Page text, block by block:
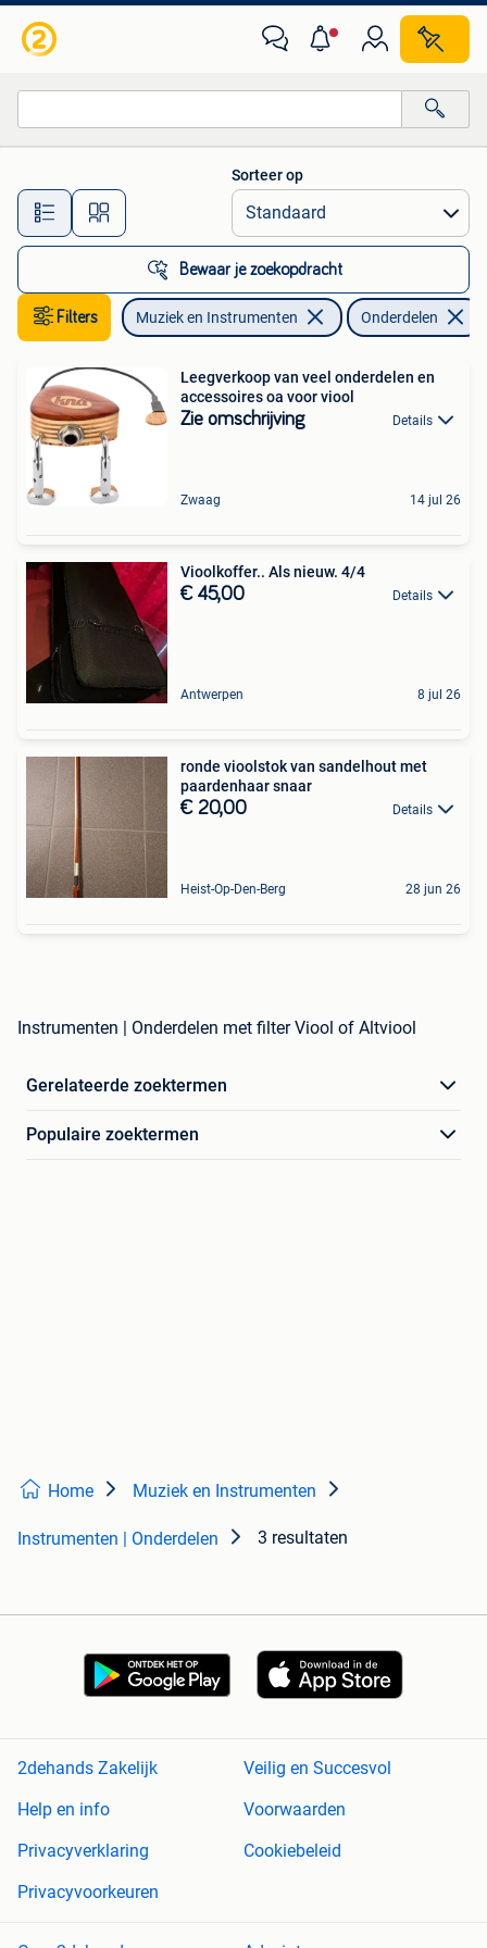
Alle afstanden…
Sorteer op
Bewaar je zoekopdracht
Filters Muziek en Instrumenten Onderdelen
Leegverkoop van veel onderdelen en
accessoires oa voor viool
Zie omschrijving Details
Zwaag 14 jul 26
Vioolkoffer.. Als nieuw. 4/4
€ 45,00 Details
Antwerpen 8 jul 26
ronde vioolstok van sandelhout met
paardenhaar snaar
€ 20,00 Details
Heist-Op-Den-Berg 28 jun 26
Instrumenten | Onderdelen met filter Viool of Altviool
Gerelateerde zoektermen
Populaire zoektermen
Home Muziek en Instrumenten
Instrumenten | Onderdelen 3 resultaten
2dehands Zakelijk
Veilig en Succesvol
Help en info
Voorwaarden
Privacyverklaring
Cookiebeleid
Privacyvoorkeuren